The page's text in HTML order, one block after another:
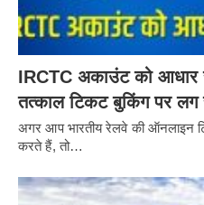
IRCTC अकाउंट को आधार
तत्काल टिकट बुकिंग पर लग
अगर आप भारतीय रेलवे की ऑनलाइन
करते हैं, तो…